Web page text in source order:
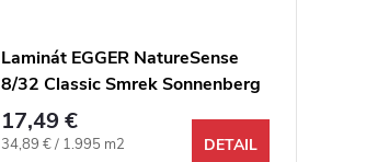
Laminát EGGER NatureSense
8/32 Classic Smrek Sonnenberg
vintage 4V
17,49 €
Jednotková cena:
34,89 € / 1.995 m2
DETAIL